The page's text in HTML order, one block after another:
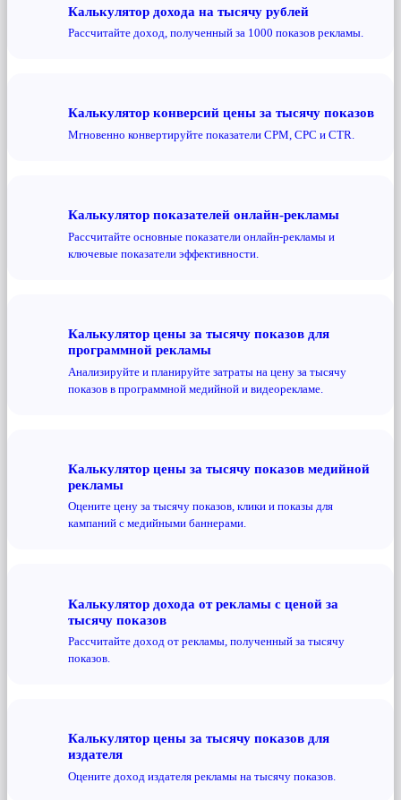
Калькулятор дохода на тысячу рублей
Рассчитайте доход, полученный за 1000 показов рекламы.
Калькулятор конверсий цены за тысячу показов
Мгновенно конвертируйте показатели CPM, CPC и CTR.
Калькулятор показателей онлайн-рекламы
Рассчитайте основные показатели онлайн-рекламы и
ключевые показатели эффективности.
Калькулятор цены за тысячу показов для
программной рекламы
Анализируйте и планируйте затраты на цену за тысячу
показов в программной медийной и видеорекламе.
Калькулятор цены за тысячу показов медийной
рекламы
Оцените цену за тысячу показов, клики и показы для
кампаний с медийными баннерами.
Калькулятор дохода от рекламы с ценой за
тысячу показов
Рассчитайте доход от рекламы, полученный за тысячу
показов.
Калькулятор цены за тысячу показов для
издателя
Оцените доход издателя рекламы на тысячу показов.